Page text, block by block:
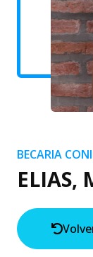
BECARIA
ELIAS,